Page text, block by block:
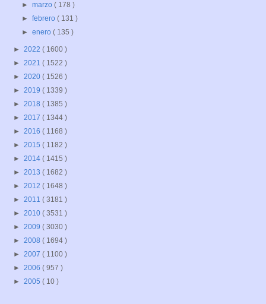
►marzo( 178 )
►febrero( 131 )
►enero( 135 )
► 2022 ( 1600 )
► 2021 ( 1522 )
► 2020 ( 1526 )
► 2019 ( 1339 )
► 2018 ( 1385 )
► 2017 ( 1344 )
► 2016 ( 1168 )
► 2015 ( 1182 )
► 2014 ( 1415 )
► 2013 ( 1682 )
► 2012 ( 1648 )
► 2011 ( 3181 )
► 2010 ( 3531 )
► 2009 ( 3030 )
► 2008 ( 1694 )
► 2007 ( 1100 )
► 2006 ( 957 )
► 2005 ( 10 )